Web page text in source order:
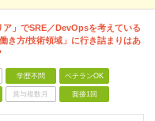
ア」でSRE／DevOpsを考えている
き方/技術領域」に行き詰まりはあ
学歴不問 ベテランOK
賞与複数月 面接1回